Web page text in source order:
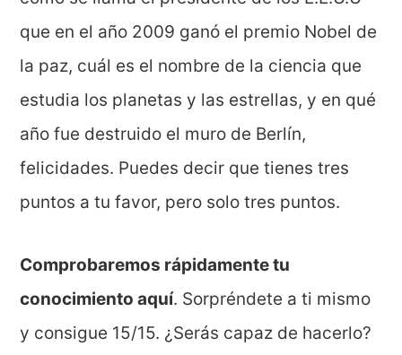
que en el año 2009 ganó el premio Nobel de
la paz, cuál es el nombre de la ciencia que
estudia los planetas y las estrellas, y en qué
año fue destruido el muro de Berlín,
felicidades. Puedes decir que tienes tres
puntos a tu favor, pero solo tres puntos.
Comprobaremos rápidamente tu
conocimiento aquí. Sorpréndete a ti mismo
y consigue 15/15. ¿Serás capaz de hacerlo?